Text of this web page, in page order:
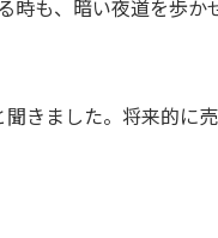
時も、暗い夜道を歩か
聞きました。将来的に売